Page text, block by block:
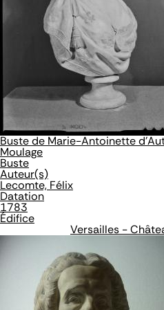
Buste de Marie-Antoinette
Moulage
Buste
Auteur(s)
Lecomte, Félix
Datation
1783
Édifice
Versailles -